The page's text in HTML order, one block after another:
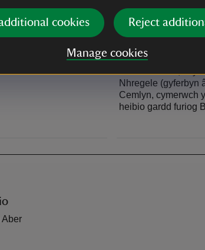
cookies Reject
Manage cookies
Gweler Traveline
A5025 o’r Fali,
Nhregele (gyferbyn
Cemlyn, cymerwch
heibio gardd furiog
Aber